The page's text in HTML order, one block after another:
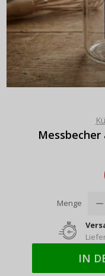
Messbecher
Menge
IN